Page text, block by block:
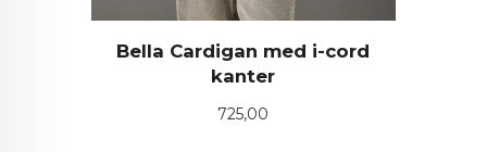
Bella Cardigan med i-cord
kanter
Pris
725,00